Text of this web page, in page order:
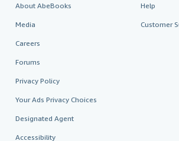
About AbeBooks
Media
Careers
Forums
Privacy Policy
Your Ads Privacy Choices
Designated Agent
Accessibility
Help
Customer